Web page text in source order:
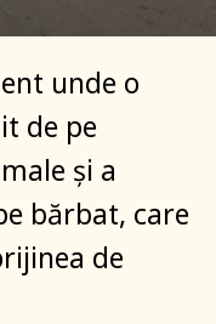
unde o
de pe
şi a
bărbat, care
de